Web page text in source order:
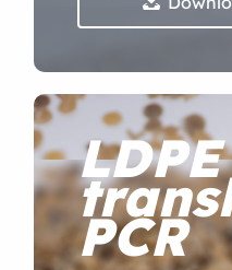
LDPE
PCR